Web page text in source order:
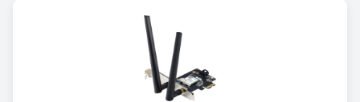
Wireless AC Speed: 867 Mbps